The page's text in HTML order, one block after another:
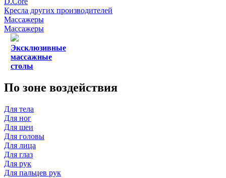
Кресла других производителей
Массажеры
Массажеры
Эксклюзивные
массажные
столы
По зоне воздействия
Для тела
Для ног
Для шеи
Для головы
Для лица
Для глаз
Для рук
Для пальцев рук